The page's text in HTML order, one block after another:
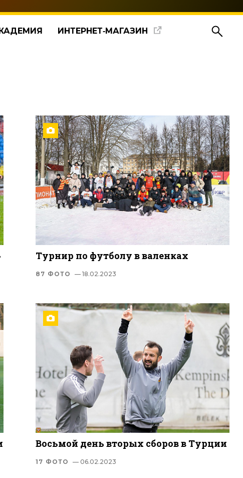
ИНТЕРНЕТ‑МАГАЗИН
Турнир по футболу в валенках
87 ФОТО — 18.02.2023
Восьмой день вторых сборов в Турции
17 ФОТО — 06.02.2023